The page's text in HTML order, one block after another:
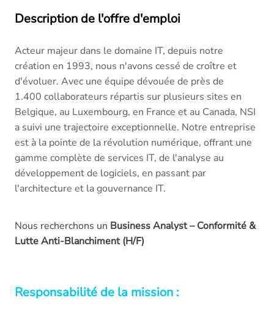
Description de l'offre d'emploi
Acteur majeur dans le domaine IT, depuis notre
création en 1993, nous n'avons cessé de croître et
d'évoluer. Avec une équipe dévouée de près de
1.400 collaborateurs répartis sur plusieurs sites en
Belgique, au Luxembourg, en France et au Canada, NSI
a suivi une trajectoire exceptionnelle. Notre entreprise
est à la pointe de la révolution numérique, offrant une
gamme complète de services IT, de l'analyse au
développement de logiciels, en passant par
l'architecture et la gouvernance IT.
Nous recherchons un Business Analyst – Conformité &
Lutte Anti-Blanchiment (H/F)
Responsabilité de la mission :